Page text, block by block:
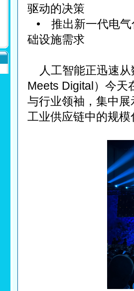
驱动的决策
•
推出新一代电
础设施需求
人工智能正迅速从
Meets Digital）今天
与行业领袖，集中
工业供应链中的规